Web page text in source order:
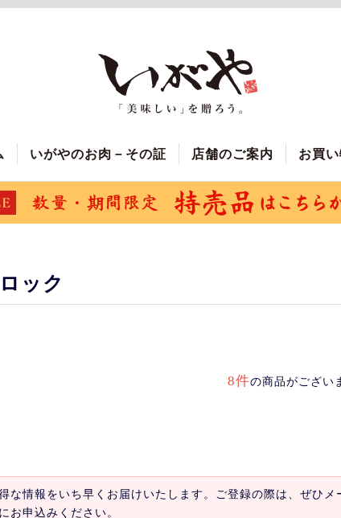
いがやのお肉－その証 店舗のご案内 お買
ック
8件の商品がござい
な情報をいち早くお届けいたします。ご登録の際は、ぜひメ
お申込みください。